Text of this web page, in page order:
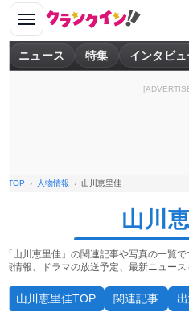
ニュース 特集 インタビュ
TOP 人物情報 山川恵里佳
山川
「山川恵里佳」の関連記事や写真の一覧で
演情報、ドラマの放送予定、最新ニュース
山川恵里佳TOP 関連記事